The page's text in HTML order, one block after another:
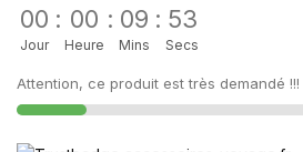
00
Jour
: 00
Heure
: 09
Mins
: 52
Secs
Attention, ce produit est très demandé